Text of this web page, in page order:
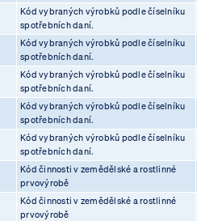
Kód vybraných výrobků podle číselníku
spotřebních daní.
Kód vybraných výrobků podle číselníku
spotřebních daní.
Kód vybraných výrobků podle číselníku
spotřebních daní.
Kód vybraných výrobků podle číselníku
spotřebních daní.
Kód vybraných výrobků podle číselníku
spotřebních daní.
Kód činnosti v zemědělské a rostlinné
prvovýrobě
Kód činnosti v zemědělské a rostlinné
prvovýrobě